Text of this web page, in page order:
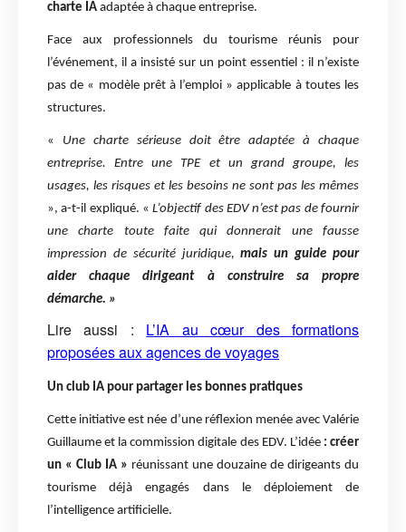
charte IA adaptée à chaque entreprise.
Face aux professionnels du tourisme réunis pour
l’événement, il a insisté sur un point essentiel : il n’existe
pas de « modèle prêt à l’emploi » applicable à toutes les
structures.
« Une charte sérieuse doit être adaptée à chaque
entreprise. Entre une TPE et un grand groupe, les
usages, les risques et les besoins ne sont pas les mêmes
», a-t-il expliqué. «L’objectif des EDV n’est pas de fournir
une charte toute faite qui donnerait une fausse
impression de sécurité juridique,mais un guide pour
aider chaque dirigeant à construire sa propre
démarche. »
Lire aussi : L’IA au cœur des formations
proposées aux agences de voyages
Un club IA pour partager les bonnes pratiques
Cette initiative est née d’une réflexion menée avec Valérie
Guillaume et la commission digitale des EDV. L’idée : créer
un « Club IA » réunissant une douzaine de dirigeants du
tourisme déjà engagés dans le déploiement de
l’intelligence artificielle.